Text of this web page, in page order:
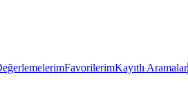
FavorilerimKayıtlı Aramalar